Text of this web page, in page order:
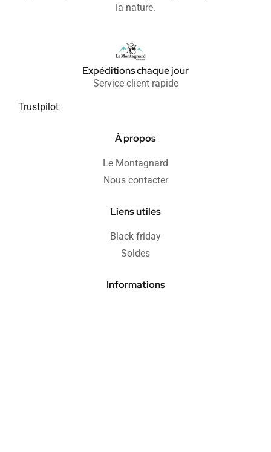
la nature.
Expéditions chaque jour
Service client rapide
Trustpilot
À propos
Le Montagnard
Nous contacter
Liens utiles
Black friday
Soldes
Informations